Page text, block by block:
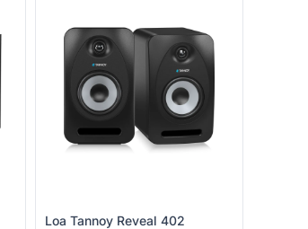
Loa Tannoy Reveal 402